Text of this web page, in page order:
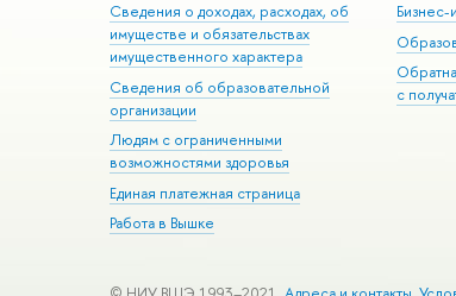
Сведения о доходах, расходах, об
имуществе и обязательствах
имущественного характера
Сведения об образовательной
организации
Людям с ограниченными
возможностями здоровья
Единая платежная страница
Работа в Вышке
с